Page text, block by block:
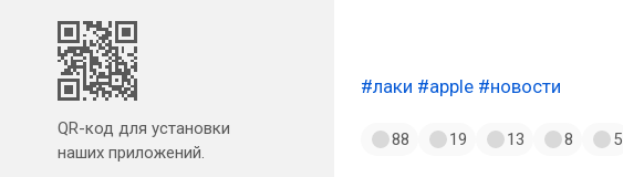
QR-код для установки
наших приложений.
#лаки #apple #новости
88 19 13 8 5